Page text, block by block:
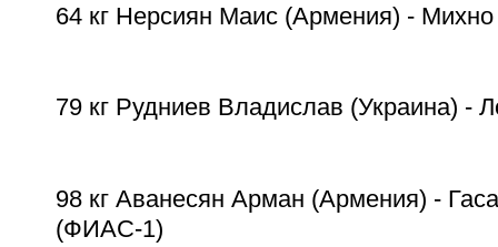
64 кг Нерсиян Маис (Армения) -
79 кг Рудниев Владислав (Украина)
98 кг Аванесян Арман (Армения) -
(ФИАС-1)